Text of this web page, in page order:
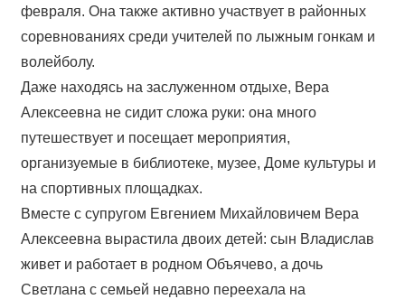
февраля. Она также активно участвует в районных
соревнованиях среди учителей по лыжным гонкам и
волейболу.
Даже находясь на заслуженном отдыхе, Вера
Алексеевна не сидит сложа руки: она много
путешествует и посещает мероприятия,
организуемые в библиотеке, музее, Доме культуры и
на спортивных площадках.
Вместе с супругом Евгением Михайловичем Вера
Алексеевна вырастила двоих детей: сын Владислав
живет и работает в родном Объячево, а дочь
Светлана с семьей недавно переехала на